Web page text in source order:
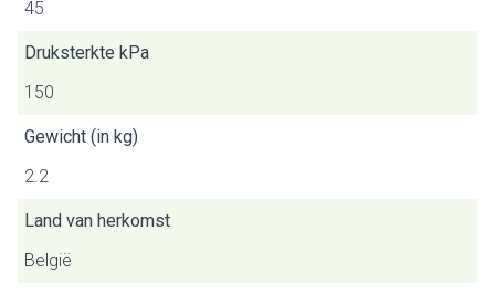
45
Druksterkte kPa
150
Gewicht (in kg)
2.2
Land van herkomst
België